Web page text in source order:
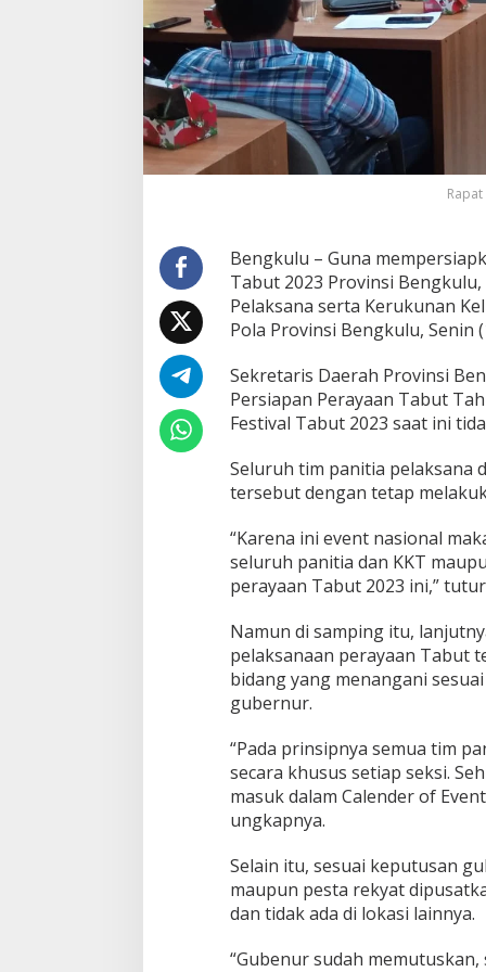
Bengkulu – Guna
Tabut 2023 Provinsi
Pelaksana serta Kerukunan
Pola Provinsi Bengkulu, Senin
Sekretaris Daerah Provinsi
Persiapan Perayaan Tabut
Festival Tabut 2023 saat ini
Seluruh tim panitia pelaksana
tersebut dengan tetap
“Karena ini event nasional
seluruh panitia dan KKT
perayaan Tabut 2023 ini,”
Namun di samping itu,
pelaksanaan perayaan Tabut
bidang yang menangani
gubernur.
“Pada prinsipnya semua tim
secara khusus setiap seksi.
masuk dalam Calender of
ungkapnya.
Selain itu, sesuai keputusan
maupun pesta rekyat
dan tidak ada di lokasi lainnya.
“Gubenur sudah